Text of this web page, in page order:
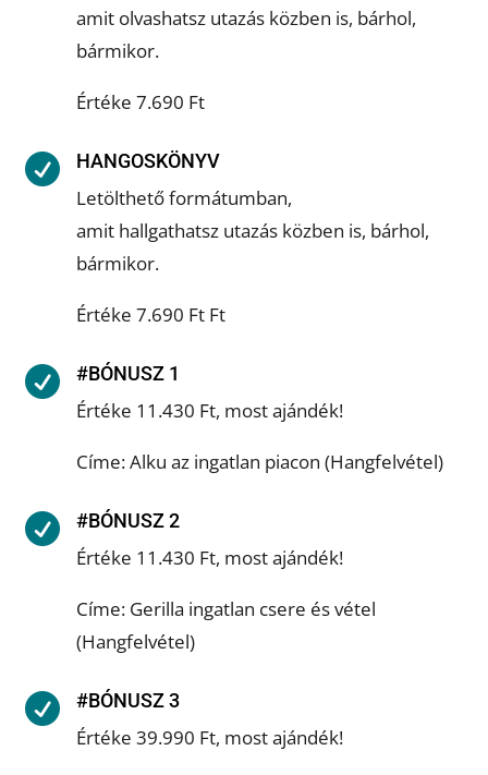
amit olvashatsz utazás közben is, bárhol,
bármikor.
Értéke 7.690 Ft
 HANGOSKÖNYV
Letölthető formátumban,
amit hallgathatsz utazás közben is, bárhol,
bármikor.
Értéke 7.690 Ft Ft
 #BÓNUSZ 1
Értéke 11.430 Ft, most ajándék!
Címe: Alku az ingatlan piacon (Hangfelvétel)
 #BÓNUSZ 2
Értéke 11.430 Ft, most ajándék!
Címe: Gerilla ingatlan csere és vétel
(Hangfelvétel)
 #BÓNUSZ 3
Értéke 39.990 Ft, most ajándék!